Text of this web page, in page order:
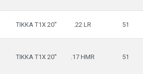
TIKKA T1X 20'' .22 LR 51
TIKKA T1X 20'' .17 HMR 51